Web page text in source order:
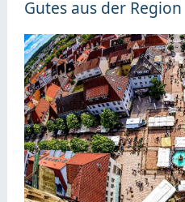
Gutes aus der Region